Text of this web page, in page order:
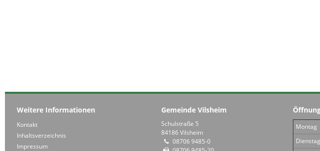
Weitere Informationen
Kontakt
Inhaltsverzeichnis
Impressum
Gemeinde Vilsheim
Schulstraße 5
84186 Vilsheim
08706 9485-0
Montag
Dienstag